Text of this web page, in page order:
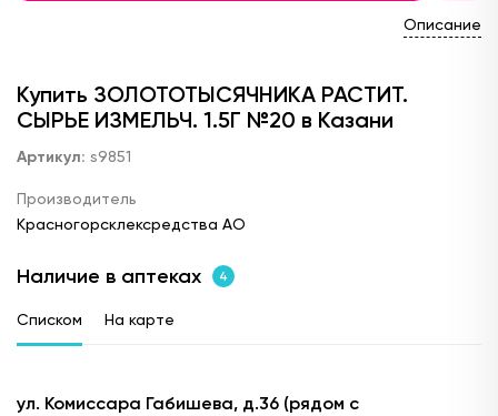
Описание
Купить ЗОЛОТОТЫСЯЧНИКА РАСТИТ.
СЫРЬЕ ИЗМЕЛЬЧ. 1.5Г №20 в Казани
Артикул: s9851
Производитель
Красногорсклексредства АО
Наличие в аптеках 4
Списком На карте
ул. Комиссара Габишева, д.36 (рядом с